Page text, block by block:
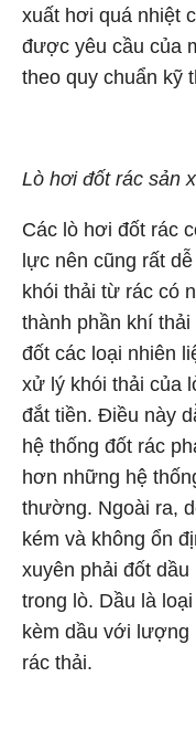
xuất hơi quá nhiệt
được yêu cầu của
theo quy chuẩn kỹ
Lò hơi đốt rác sản
Các lò hơi đốt rác
lực nên cũng rất
khói thải từ rác có
thành phần khí
đốt các loại nhiên
xử lý khói thải của
đắt tiền. Điều này
hệ thống đốt rác
hơn những hệ
thường. Ngoài ra,
kém và không ổn
xuyên phải đốt
trong lò. Dầu là
kèm dầu với lượng
rác thải.